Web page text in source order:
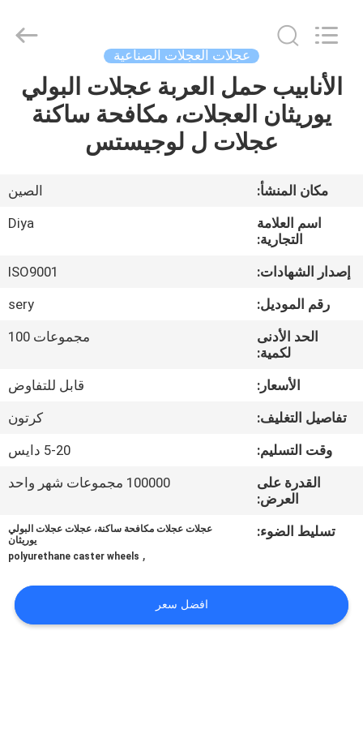
مسكن
معلومات
جولة
المعمل
مراقبة
الجودة
اتصل
أخبار
حالات
Reserved.
عجلات العجلات الصناعية
الأنابيب حمل العربة عجلات البولي
يوريثان العجلات، مكافحة ساكنة
عجلات ل لوجيستس
مكان المنشأ:
الصين
اسم العلامة
التجارية:
Diya
إصدار الشهادات:
ISO9001
رقم الموديل:
sery
الحد الأدنى
لكمية:
مجموعات 100
الأسعار:
قابل للتفاوض
تفاصيل التغليف:
كرتون
وقت التسليم:
5-20 دايس
القدرة على
العرض:
100000 مجموعات شهر واحد
تسليط الضوء:
عجلات عجلات مكافحة ساكنة، عجلات عجلات البولي
يوريثان
,
polyurethane caster wheels
افضل سعر